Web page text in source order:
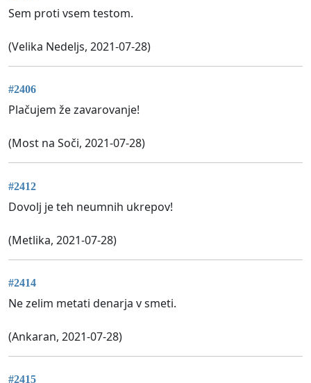
Sem proti vsem testom.
(Velika Nedeljs, 2021-07-28)
#2406
Plačujem že zavarovanje!
(Most na Soči, 2021-07-28)
#2412
Dovolj je teh neumnih ukrepov!
(Metlika, 2021-07-28)
#2414
Ne zelim metati denarja v smeti.
(Ankaran, 2021-07-28)
#2415